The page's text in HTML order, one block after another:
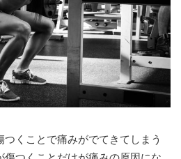
くことで痛みがでてきてしまう